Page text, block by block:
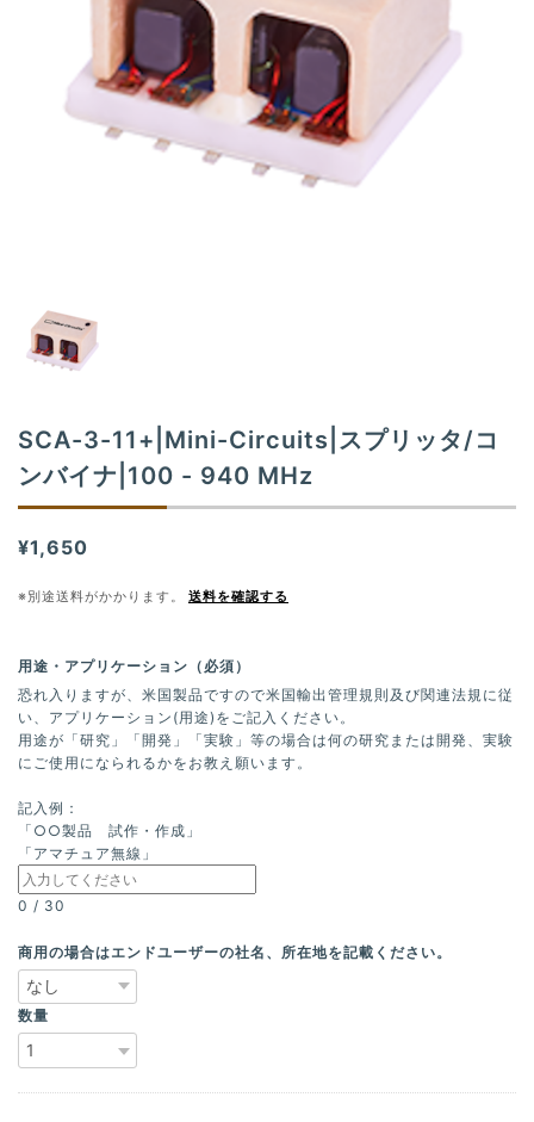
t
i
o
n
SCA-3-11+|Mini-Circuits|スプリッタ/コ
ンバイナ|100 - 940 MHz
¥1,650
※別途送料がかかります。 送料を確認する
用途・アプリケーション（必須）
恐れ入りますが、米国製品ですので米国輸出管理規則及び関連法規に従
い、アプリケーション(用途)をご記入ください。
用途が「研究」「開発」「実験」等の場合は何の研究または開発、実験
にご使用になられるかをお教え願います。
記入例：
「○○製品 試作・作成」
「アマチュア無線」
0 / 30
商用の場合はエンドユーザーの社名、所在地を記載ください。
数量